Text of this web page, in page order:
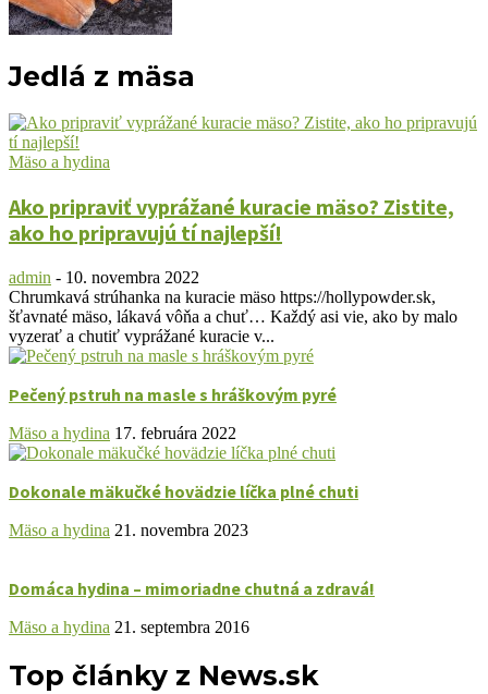
Jedlá z mäsa
Mäso a hydina
Ako pripraviť vyprážané kuracie mäso? Zistite,
ako ho pripravujú tí najlepší!
admin - 10. novembra 2022
Chrumkavá strúhanka na kuracie mäso https://hollypowder.sk,
šťavnaté mäso, lákavá vôňa a chuť… Každý asi vie, ako by malo
vyzerať a chutiť vyprážané kuracie v...
Pečený pstruh na masle s hráškovým pyré
Mäso a hydina 17. februára 2022
Dokonale mäkučké hovädzie líčka plné chuti
Mäso a hydina 21. novembra 2023
Domáca hydina – mimoriadne chutná a zdravá!
Mäso a hydina 21. septembra 2016
Top články z News.sk